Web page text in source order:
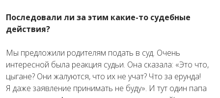
Последовали ли за этим какие-то судебные
действия?
Мы предложили родителям подать в суд. Очень
интересной была реакция судьи. Она сказала: «Это что,
цыгане? Они жалуются, что их не учат? Что за ерунда!
Я даже заявление принимать не буду». И тут один папа